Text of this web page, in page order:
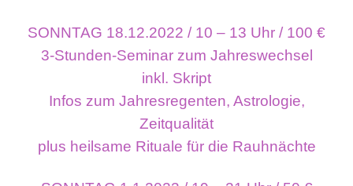
SONNTAG 18.12.2022 / 10 – 13 Uhr / 100 €
3-Stunden-Seminar zum Jahreswechsel
inkl. Skript
Infos zum Jahresregenten, Astrologie,
Zeitqualität
plus heilsame Rituale für die Rauhnächte